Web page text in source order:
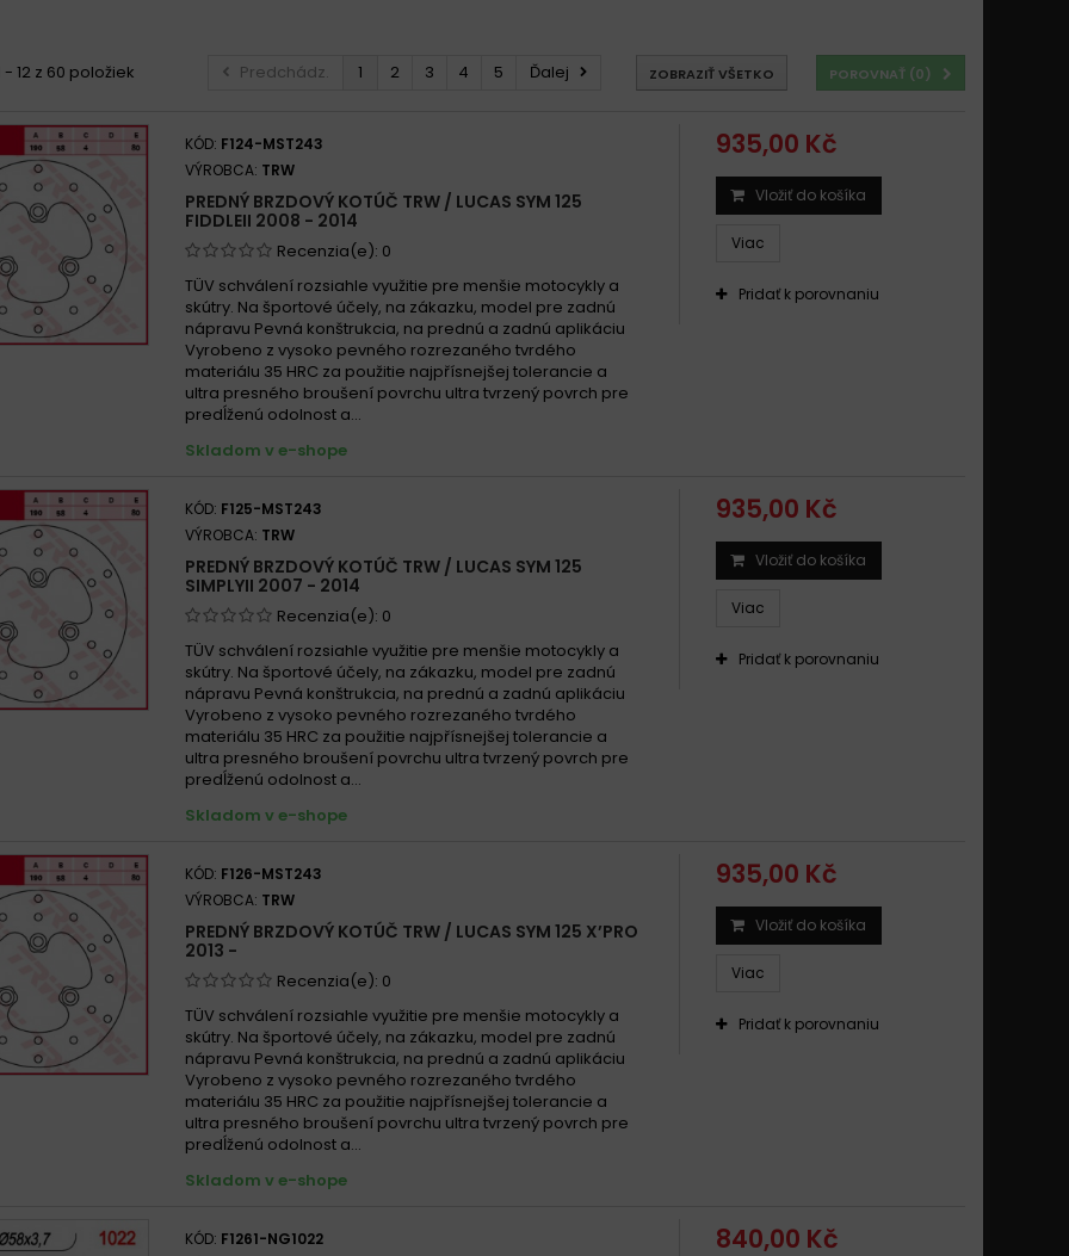
SYM 125 GTS / GTS Efi 2006 - 2007
SYM 125 HD E2 i / CBS / EVO 2010 - 2018
SYM 125 HD EVO / HD EVO CBS 2005 - 2017
SYM 125 JET 4 2009 - 2018
SYM 125 JOYMAX i / Xi 2012 - 2014
SYM 125 JOYRIDE 2001 - 2004
SYM 125 JOYRIDE E2 / E3 2005 - 2009
SYM 125 JOYRIDE EVO / E2 2009 - 2017
SYM 125 MX EURO / E2 2002 - 2004
SYM 125 SHARK / E2 1999 - 2002
SYM 125 SUPER DUKE 1996 - 2002
SYM 125 SYMPHONY 2009 - 2018
SYM 125 SYMPHONY DD 2009
SYM 125 SYMPHONY R 2009 - 2014
SYM 125 SYMPLY 4T / ORBIT 11 2009 - 2015
SYM 125 X-PRO / X-PRO i CBS 2012 - 2017
POROVNAŤ (0)
Predchádz. 1 2 3 4 5 Ďalej ZOBRAZIŤ VŠETKO
12 z 60 položiek
KÓD: F124-MST243
VÝROBCA: TRW
PREDNÝ BRZDOVÝ KOTÚČ TRW / LUCAS SYM 125
FIDDLEII 2008 - 2014
Recenzia(e): 0
TÜV schválení rozsiahle využitie pre menšie motocykly a
skútry. Na športové účely, na zákazku, model pre zadnú
nápravu Pevná konštrukcia, na prednú a zadnú aplikáciu
Vyrobeno z vysoko pevného rozrezaného tvrdého
materiálu 35 HRC za použitie najpřísnejšej tolerancie a
ultra presného broušení povrchu ultra tvrzený povrch pre
predĺženú odolnost a...
Skladom v e-shope
935,00 Kč
Vložiť do košíka
Viac
Pridať k porovnaniu
KÓD: F125-MST243
VÝROBCA: TRW
PREDNÝ BRZDOVÝ KOTÚČ TRW / LUCAS SYM 125
SIMPLYII 2007 - 2014
Recenzia(e): 0
TÜV schválení rozsiahle využitie pre menšie motocykly a
skútry. Na športové účely, na zákazku, model pre zadnú
nápravu Pevná konštrukcia, na prednú a zadnú aplikáciu
Vyrobeno z vysoko pevného rozrezaného tvrdého
materiálu 35 HRC za použitie najpřísnejšej tolerancie a
ultra presného broušení povrchu ultra tvrzený povrch pre
predĺženú odolnost a...
Skladom v e-shope
935,00 Kč
Vložiť do košíka
Viac
Pridať k porovnaniu
KÓD: F126-MST243
VÝROBCA: TRW
PREDNÝ BRZDOVÝ KOTÚČ TRW / LUCAS SYM 125 X’PRO
2013 -
Recenzia(e): 0
TÜV schválení rozsiahle využitie pre menšie motocykly a
skútry. Na športové účely, na zákazku, model pre zadnú
nápravu Pevná konštrukcia, na prednú a zadnú aplikáciu
Vyrobeno z vysoko pevného rozrezaného tvrdého
materiálu 35 HRC za použitie najpřísnejšej tolerancie a
ultra presného broušení povrchu ultra tvrzený povrch pre
predĺženú odolnost a...
Skladom v e-shope
935,00 Kč
Vložiť do košíka
Viac
Pridať k porovnaniu
KÓD: F1261-NG1022
840,00 Kč